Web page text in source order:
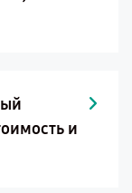
и